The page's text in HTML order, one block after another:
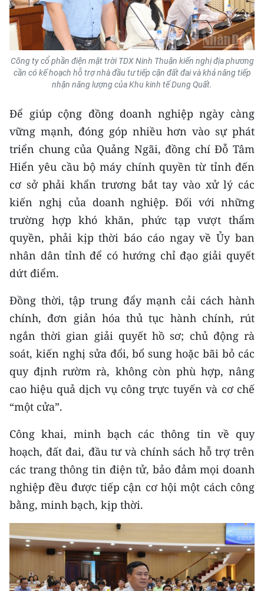
Công ty cổ phần điện mặt trời TDX Ninh Thuận kiến nghị địa phương
cần có kế hoạch hỗ trợ nhà đầu tư tiếp cận đất đai và khả năng tiếp
nhận năng lượng của Khu kinh tế Dung Quất.
Để giúp cộng đồng doanh nghiệp ngày càng
vững mạnh, đóng góp nhiều hơn vào sự phát
triển chung của Quảng Ngãi, đồng chí Đỗ Tâm
Hiển yêu cầu bộ máy chính quyền từ tỉnh đến
cơ sở phải khẩn trương bắt tay vào xử lý các
kiến nghị của doanh nghiệp. Đối với những
trường hợp khó khăn, phức tạp vượt thẩm
quyền, phải kịp thời báo cáo ngay về Ủy ban
nhân dân tỉnh để có hướng chỉ đạo giải quyết
dứt điểm.
Đồng thời, tập trung đẩy mạnh cải cách hành
chính, đơn giản hóa thủ tục hành chính, rút
ngắn thời gian giải quyết hồ sơ; chủ động rà
soát, kiến nghị sửa đổi, bổ sung hoặc bãi bỏ các
quy định rườm rà, không còn phù hợp, nâng
cao hiệu quả dịch vụ công trực tuyến và cơ chế
“một cửa”.
Công khai, minh bạch các thông tin về quy
hoạch, đất đai, đầu tư và chính sách hỗ trợ trên
các trang thông tin điện tử, bảo đảm mọi doanh
nghiệp đều được tiếp cận cơ hội một cách công
bằng, minh bạch, kịp thời.